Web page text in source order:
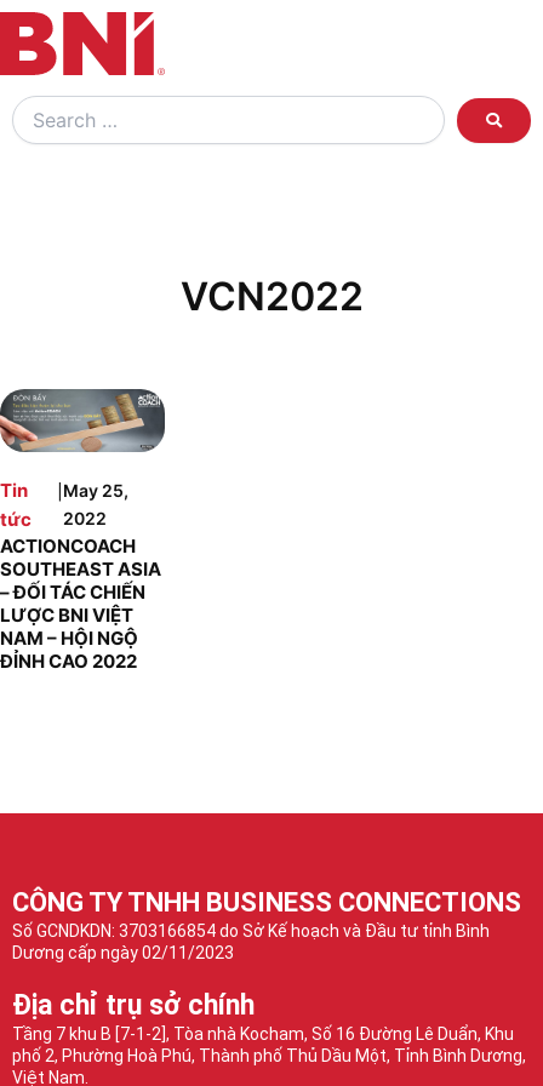
Search
…
VCN2022
Tin
tức
|May 25,
2022
ACTIONCOACH
SOUTHEAST ASIA
– ĐỐI TÁC CHIẾN
LƯỢC BNI VIỆT
NAM – HỘI NGỘ
ĐỈNH CAO 2022
CÔNG TY TNHH BUSINESS CONNECTIONS
Số GCNDKDN: 3703166854 do Sở Kế hoạch và Đầu tư tỉnh Bình
Dương cấp ngày 02/11/2023
Địa chỉ trụ sở chính
Tầng 7 khu B [7-1-2], Tòa nhà Kocham, Số 16 Đường Lê Duẩn, Khu
phố 2, Phường Hoà Phú, Thành phố Thủ Dầu Một, Tỉnh Bình Dương,
Việt Nam.